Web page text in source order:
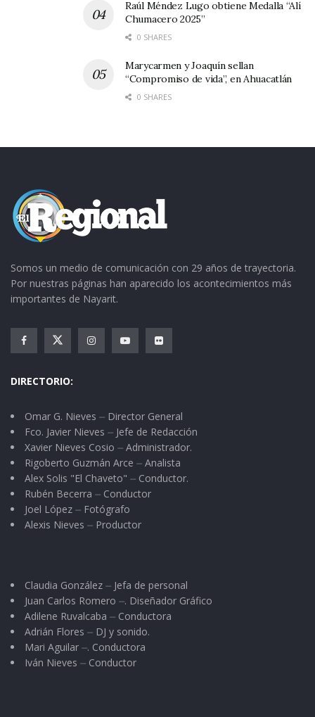
Raúl Méndez Lugo obtiene Medalla “Alí
Chumacero 2025”
0 SHARES
Marycarmen y Joaquín sellan
“Compromiso de vida”, en Ahuacatlán
0 SHARES
Somos un medio de comunicación con 29 años de trayectoria.
Por nuestras páginas han aparecido los acontecimientos más
importantes de Nayarit.
DIRECTORIO:
Omar G. Nieves ⏤ Director General
Fco. Javier Nieves ⏤ Jefe de Redacción
Xavier Nieves Cosio ⏤ Administrador.
Rigoberto Guzmán Arce ⏤ Analista
Alex Solis "El Chaveto" ⏤ Conductor.
Rubén Becerra ⏤ Conductor
Joel López ⏤ Fotógrafo
Alexis Nieves ⏤ Productor
Claudia González ⏤ Jefa de personal
Juan Carlos Romero ⏤. Diseñador Gráfico
Adilene Ruvalcaba ⏤ Conductora
Adrián Flores ⏤ DJ y sonido.
Mari Aguilar ⏤. Conductora
Iván Nieves ⏤ Conductor